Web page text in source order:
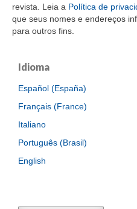
revista. Leia a Política de
que seus nomes e endereços
para outros fins.
Idioma
Español (España)
Français (France)
Italiano
Português (Brasil)
English